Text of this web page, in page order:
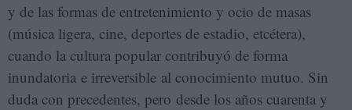
y de las formas de entretenimiento y ocio de masas
(música ligera, cine, deportes de estadio, etcétera),
cuando la cultura popular contribuyó de forma
inundatoria e irreversible al conocimiento mutuo. Sin
duda con precedentes, pero desde los años cuarenta y